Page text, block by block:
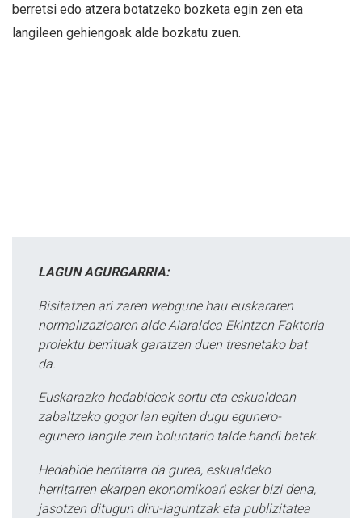
berretsi edo atzera botatzeko bozketa egin zen eta
langileen gehiengoak alde bozkatu zuen.
LAGUN AGURGARRIA:
Bisitatzen ari zaren webgune hau euskararen
normalizazioaren alde Aiaraldea Ekintzen Faktoria
proiektu berrituak garatzen duen tresnetako bat
da.
Euskarazko hedabideak sortu eta eskualdean
zabaltzeko gogor lan egiten dugu egunero-
egunero langile zein boluntario talde handi batek.
Hedabide herritarra da gurea, eskualdeko
herritarren ekarpen ekonomikoari esker bizi dena,
jasotzen ditugun diru-laguntzak eta publizitatea